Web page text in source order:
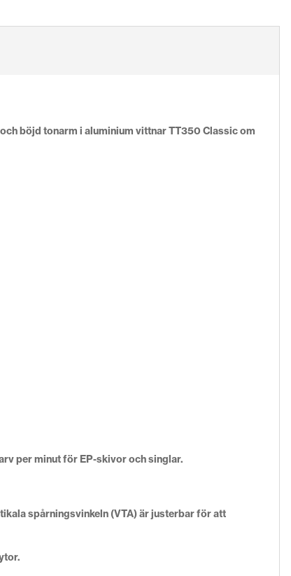
böjd tonarm i aluminium vittnar TT350 Classic om
per minut för EP-skivor och singlar.
spårningsvinkeln (VTA) är justerbar för att